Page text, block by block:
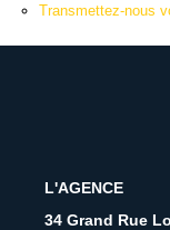
Transmettez-nous
L'AGENCE
34 Grand Rue